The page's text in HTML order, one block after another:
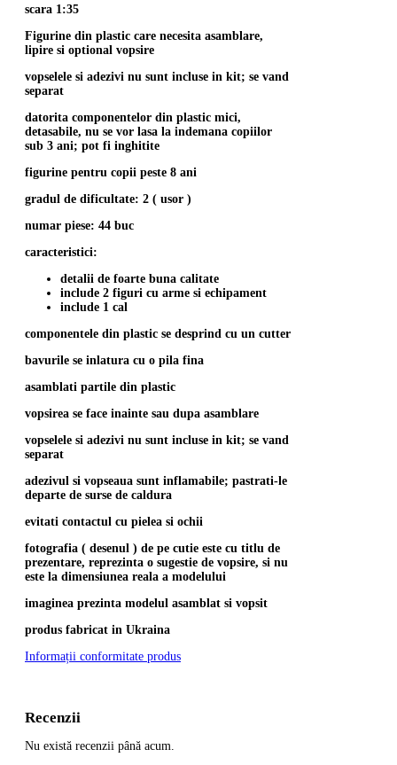
scara 1:35
Figurine din plastic care necesita asamblare,
lipire si optional vopsire
vopselele si adezivi nu sunt incluse in kit; se vand
separat
datorita componentelor din plastic mici,
detasabile, nu se vor lasa la indemana copiilor
sub 3 ani; pot fi inghitite
figurine pentru copii peste 8 ani
gradul de dificultate: 2 ( usor )
numar piese: 44 buc
caracteristici:
detalii de foarte buna calitate
include 2 figuri cu arme si echipament
include 1 cal
componentele din plastic se desprind cu un cutter
bavurile se inlatura cu o pila fina
asamblati partile din plastic
vopsirea se face inainte sau dupa asamblare
vopselele si adezivi nu sunt incluse in kit; se vand
separat
adezivul si vopseaua sunt inflamabile; pastrati-le
departe de surse de caldura
evitati contactul cu pielea si ochii
fotografia ( desenul ) de pe cutie este cu titlu de
prezentare, reprezinta o sugestie de vopsire, si nu
este la dimensiunea reala a modelului
imaginea prezinta modelul asamblat si vopsit
produs fabricat in Ukraina
Informații conformitate produs
Recenzii
Nu există recenzii până acum.